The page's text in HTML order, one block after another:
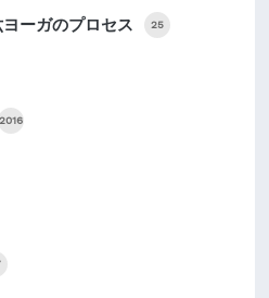
ーガのプロセス 25
2016